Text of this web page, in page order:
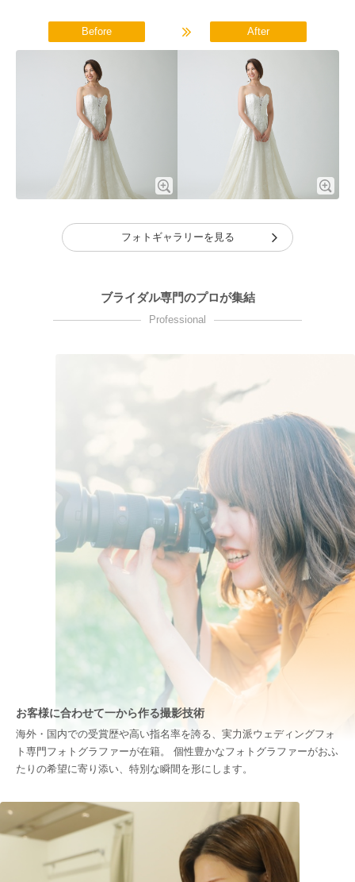
Before After
フォトギャラリーを見る
ブライダル専門のプロが集結
Professional
お客様に合わせて一から作る撮影技術
海外・国内での受賞歴や高い指名率を誇る、実力派ウェディングフォ
ト専門フォトグラファーが在籍。 個性豊かなフォトグラファーがおふ
たりの希望に寄り添い、特別な瞬間を形にします。